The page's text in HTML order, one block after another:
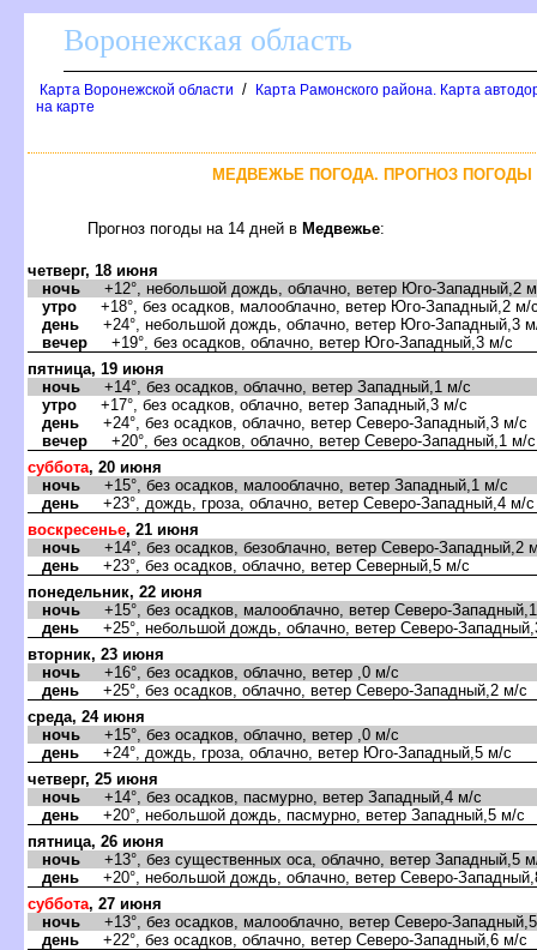
оронежская область
Карта Воронежской области /
Карта Рамонского района. Карта
на карте
МЕДВЕЖЬЕ ПОГОДА. ПРОГНОЗ
Прогноз погоды на 14 дней Медвежье:
четверг, 18 июня
ночь +12°, небольшой дождь, облачно, ветер Юго-Западный,2
утро +18°, без осадков, малооблачно, ветер Юго-Западный,2 м/
день +24°, небольшой дождь, облачно, ветер Юго-Западный,3
ечер +19°, без осадков, облачно, ветер Юго-Западный,3 м/с
пятница, 19 июня
ночь +14°, без осадков, облачно, ветер Западный,1 м/с
утро +17°, без осадков, облачно, ветер Западный,3 м/с
день +24°, без осадков, облачно, ветер Северо-Западный,3 м/с
ечер +20°, без осадков, облачно, ветер Северо-Западный,1 м/с
суббота, 20 июня
ночь +15°, без осадков, малооблачно, ветер Западный,1 м/с
день +23°, дождь, гроза, облачно, ветер Северо-Западный,4 м/с
оскресенье, 21 июня
ночь +14°, без осадков, безоблачно, ветер Северо-Западный,2
день +23°, без осадков, облачно, ветер Северный,5 м/с
понедельник, 22 июня
ночь +15°, без осадков, малооблачно, ветер Северо-
день +25°, небольшой дождь, облачно, ветер Северо-
торник, 23 июня
ночь +16°, без осадков, облачно, ветер ,0 м/с
день +25°, без осадков, облачно, ветер Северо-Западный,2 м/с
среда, 24 июня
ночь +15°, без осадков, облачно, ветер ,0 м/с
день +24°, дождь, гроза, облачно, ветер Юго-Западный,5 м/с
четверг, 25 июня
ночь +14°, без осадков, пасмурно, ветер Западный,4 м/с
день +20°, небольшой дождь, пасмурно, ветер Западный,5 м/с
пятница, 26 июня
ночь +13°, без существенных оса, облачно, ветер Западный,5
день +20°, небольшой дождь, облачно, ветер Северо-
суббота, 27 июня
ночь +13°, без осадков, малооблачно, ветер Северо-
день +22°, без осадков, облачно, ветер Северо-Западный,6 м/с